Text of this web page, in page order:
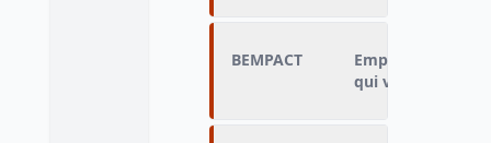
BEMPACT
Empêché de
qui vous